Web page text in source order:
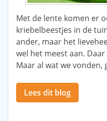
Met de lente komen er
kriebelbeestjes in de
ander, maar het
wel het meest aan.
Maar al wat we vonden,
Lees dit blog